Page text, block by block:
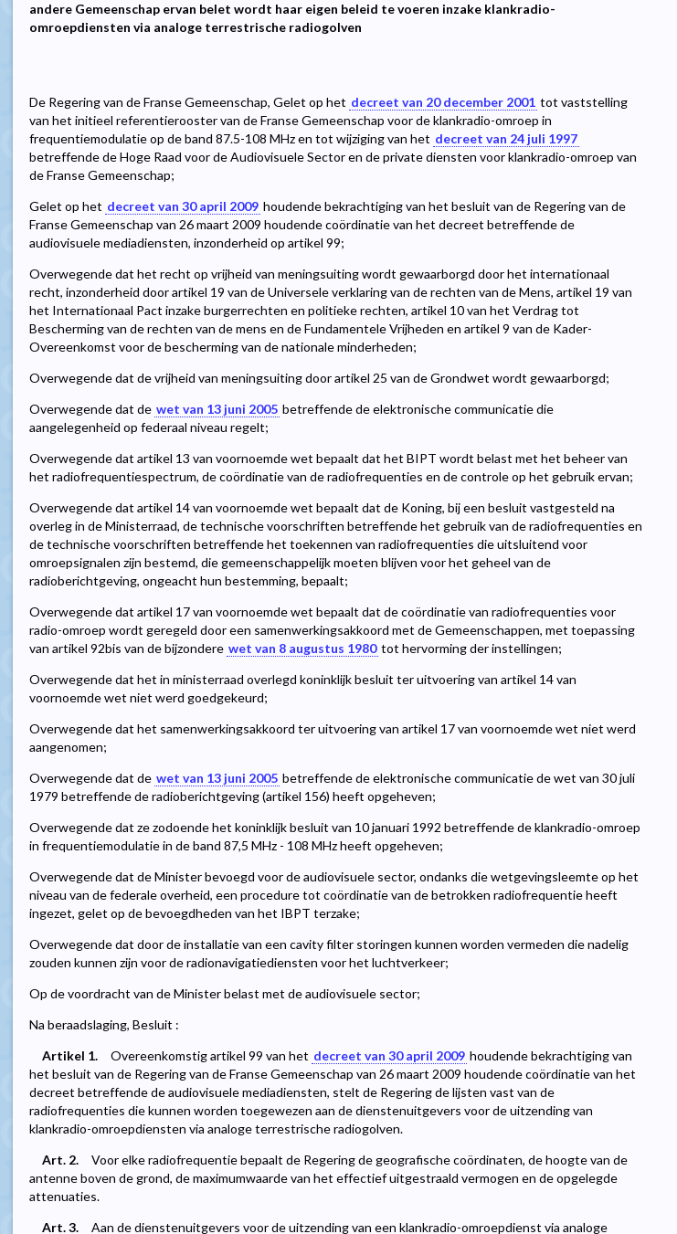
andere Gemeenschap ervan belet wordt haar eigen beleid te voeren inzake klankradio-
omroepdiensten via analoge terrestrische radiogolven
De Regering van de Franse Gemeenschap, Gelet op het decreet van 20 december 2001 tot vaststelling
van het initieel referentierooster van de Franse Gemeenschap voor de klankradio-omroep in
frequentiemodulatie op de band 87.5-108 MHz en tot wijziging van het decreet van 24 juli 1997
betreffende de Hoge Raad voor de Audiovisuele Sector en de private diensten voor klankradio-omroep van
de Franse Gemeenschap;
Gelet op het decreet van 30 april 2009 houdende bekrachtiging van het besluit van de Regering van de
Franse Gemeenschap van 26 maart 2009 houdende coördinatie van het decreet betreffende de
audiovisuele mediadiensten, inzonderheid op artikel 99;
Overwegende dat het recht op vrijheid van meningsuiting wordt gewaarborgd door het internationaal
recht, inzonderheid door artikel 19 van de Universele verklaring van de rechten van de Mens, artikel 19 van
het Internationaal Pact inzake burgerrechten en politieke rechten, artikel 10 van het Verdrag tot
Bescherming van de rechten van de mens en de Fundamentele Vrijheden en artikel 9 van de Kader-
Overeenkomst voor de bescherming van de nationale minderheden;
Overwegende dat de vrijheid van meningsuiting door artikel 25 van de Grondwet wordt gewaarborgd;
Overwegende dat de wet van 13 juni 2005 betreffende de elektronische communicatie die
aangelegenheid op federaal niveau regelt;
Overwegende dat artikel 13 van voornoemde wet bepaalt dat het BIPT wordt belast met het beheer van
het radiofrequentiespectrum, de coördinatie van de radiofrequenties en de controle op het gebruik ervan;
Overwegende dat artikel 14 van voornoemde wet bepaalt dat de Koning, bij een besluit vastgesteld na
overleg in de Ministerraad, de technische voorschriften betreffende het gebruik van de radiofrequenties en
de technische voorschriften betreffende het toekennen van radiofrequenties die uitsluitend voor
omroepsignalen zijn bestemd, die gemeenschappelijk moeten blijven voor het geheel van de
radioberichtgeving, ongeacht hun bestemming, bepaalt;
Overwegende dat artikel 17 van voornoemde wet bepaalt dat de coördinatie van radiofrequenties voor
radio-omroep wordt geregeld door een samenwerkingsakkoord met de Gemeenschappen, met toepassing
van artikel 92bis van de bijzondere wet van 8 augustus 1980 tot hervorming der instellingen;
Overwegende dat het in ministerraad overlegd koninklijk besluit ter uitvoering van artikel 14 van
voornoemde wet niet werd goedgekeurd;
Overwegende dat het samenwerkingsakkoord ter uitvoering van artikel 17 van voornoemde wet niet werd
aangenomen;
Overwegende dat de wet van 13 juni 2005 betreffende de elektronische communicatie de wet van 30 juli
1979 betreffende de radioberichtgeving (artikel 156) heeft opgeheven;
Overwegende dat ze zodoende het koninklijk besluit van 10 januari 1992 betreffende de klankradio-omroep
in frequentiemodulatie in de band 87,5 MHz - 108 MHz heeft opgeheven;
Overwegende dat de Minister bevoegd voor de audiovisuele sector, ondanks die wetgevingsleemte op het
niveau van de federale overheid, een procedure tot coördinatie van de betrokken radiofrequentie heeft
ingezet, gelet op de bevoegdheden van het IBPT terzake;
Overwegende dat door de installatie van een cavity filter storingen kunnen worden vermeden die nadelig
zouden kunnen zijn voor de radionavigatiediensten voor het luchtverkeer;
Op de voordracht van de Minister belast met de audiovisuele sector;
Na beraadslaging, Besluit :
Artikel 1.
Overeenkomstig artikel 99 van het decreet van 30 april 2009 houdende bekrachtiging van
het besluit van de Regering van de Franse Gemeenschap van 26 maart 2009 houdende coördinatie van het
decreet betreffende de audiovisuele mediadiensten, stelt de Regering de lijsten vast van de
radiofrequenties die kunnen worden toegewezen aan de dienstenuitgevers voor de uitzending van
klankradio-omroepdiensten via analoge terrestrische radiogolven.
Art. 2.
Voor elke radiofrequentie bepaalt de Regering de geografische coördinaten, de hoogte van de
antenne boven de grond, de maximumwaarde van het effectief uitgestraald vermogen en de opgelegde
attenuaties.
Art. 3.
Aan de dienstenuitgevers voor de uitzending van een klankradio-omroepdienst via analoge